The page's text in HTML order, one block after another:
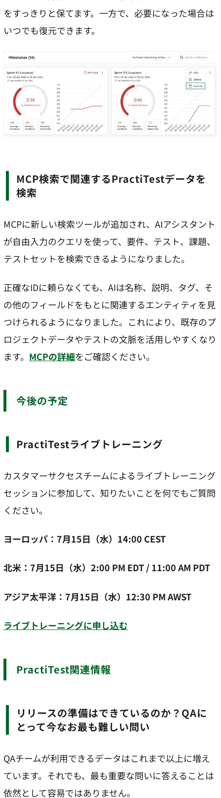
をすっきりと保てます。一方で、必要になった場合は
いつでも復元できます。
MCP検索で関連するPractiTestデータを
検索
MCPに新しい検索ツールが追加され、AIアシスタント
が自由入力のクエリを使って、要件、テスト、課題、
テストセットを検索できるようになりました。
正確なIDに頼らなくても、AIは名称、説明、タグ、そ
の他のフィールドをもとに関連するエンティティを見
つけられるようになりました。これにより、既存のプ
ロジェクトデータやテストの文脈を活用しやすくなり
ます。 MCPの詳細をご確認ください。
今後の予定
PractiTestライブトレーニング
カスタマーサクセスチームによるライブトレーニング
セッションに参加して、知りたいことを何でもご質問
ください。
ヨーロッパ：7月15日（水）14:00 CEST
北米：7月15日（水）2:00 PM EDT / 11:00 AM PDT
アジア太平洋：7月15日（水）12:30 PM AWST
ライブトレーニングに申し込む
PractiTest関連情報
リリースの準備はできているのか？QAに
とって今なお最も難しい問い
QAチームが利用できるデータはこれまで以上に増え
ています。それでも、最も重要な問いに答えることは
依然として容易ではありません。